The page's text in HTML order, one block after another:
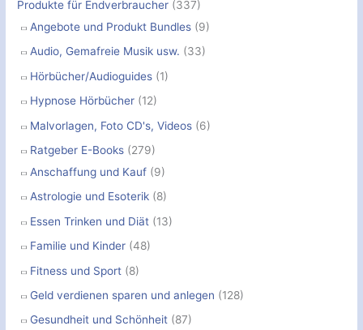
a
h
Produkte für Endverbraucher (337)
Angebote und Produkt Bundles (9)
Audio, Gemafreie Musik usw. (33)
Hörbücher/Audioguides (1)
Hypnose Hörbücher (12)
Malvorlagen, Foto CD's, Videos (6)
Ratgeber E-Books (279)
Anschaffung und Kauf (9)
Astrologie und Esoterik (8)
Essen Trinken und Diät (13)
Familie und Kinder (48)
Fitness und Sport (8)
Geld verdienen sparen und anlegen (128)
Gesundheit und Schönheit (87)